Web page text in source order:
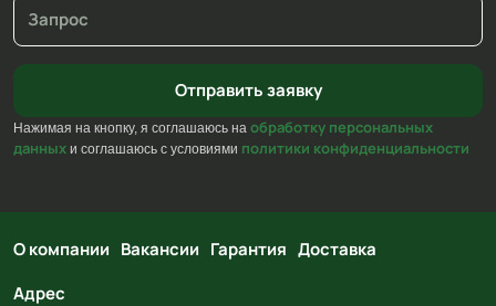
Нажимая на кнопку, я соглашаюсь на обработку персональных
данных и соглашаюсь с условиями политики конфиденциальности
О компании Вакансии Гарантия Доставка
Адрес